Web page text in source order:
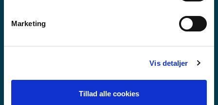
Marketing
Vis detaljer
Tillad alle cookies
Haluatko lisätietoa Norden i skolanista?